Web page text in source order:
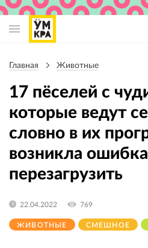
навигации
Главная Животные
17 пёселей с
которые ведут
словно в их
возникла
перезагрузить
ЖИВОТНЫЕ СМЕШНОЕ
22.04.2022 769